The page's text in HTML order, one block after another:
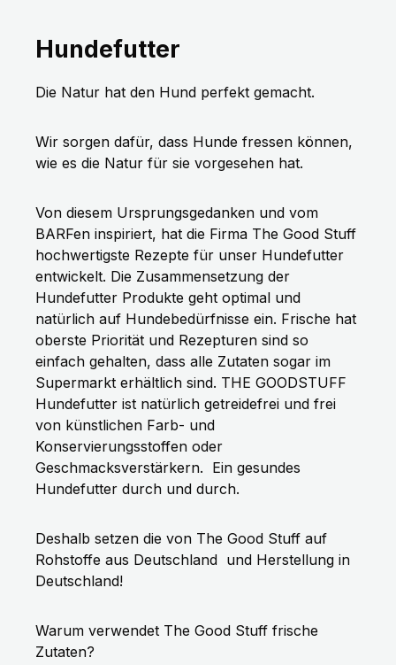
Natürlich Single Protein, getreidefrei,
zuckerfrei, ohne künstliche Aromen und
Zusammensetzung:FRISCHE REGIONAL
(100%) Technologische
Zusatzstoffe: keine Analytische
4,90 % Rohasche 1,10 % Rohfaser 0,20 %
Feuchtigkeit 9,60 %
Fütterungsempfehlung:Als Ergänzung
zwischen täglichen Mahlzeiten. Bitte
stellen Sie Ihrem Hund ausreichend
frisches Trinkwasser bereit.
Hundefutter
Die Natur hat den Hund perfekt gemacht.
Wir sorgen dafür, dass Hunde fressen können,
wie es die Natur für sie vorgesehen hat.
Von diesem Ursprungsgedanken und vom
BARFen inspiriert, hat die Firma The Good Stuff
hochwertigste Rezepte für unser Hundefutter
entwickelt. Die Zusammensetzung der
Hundefutter Produkte geht optimal und
natürlich auf Hundebedürfnisse ein. Frische hat
oberste Priorität und Rezepturen sind so
einfach gehalten, dass alle Zutaten sogar im
Supermarkt erhältlich sind. THE GOODSTUFF
Hundefutter ist natürlich getreidefrei und frei
von künstlichen Farb- und
Konservierungsstoffen oder
Geschmacksverstärkern. Ein gesundes
Hundefutter durch und durch.
Deshalb setzen die von The Good Stuff auf
Rohstoffe aus Deutschland und Herstellung in
Deutschland!
Warum verwendet The Good Stuff frische
Zutaten?